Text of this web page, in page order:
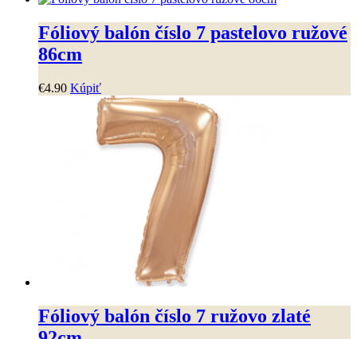
Fóliový balón číslo 7 pastelovo ružové
86cm
€4.90 Kúpiť
Fóliový balón číslo 7 ružovo zlaté